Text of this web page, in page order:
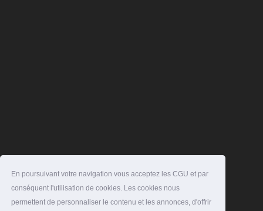
En poursuivant votre navigation vous acceptez les CGU et par
conséquent l'utilisation de cookies. Les cookies nous
permettent de personnaliser le contenu et les annonces, d'offrir